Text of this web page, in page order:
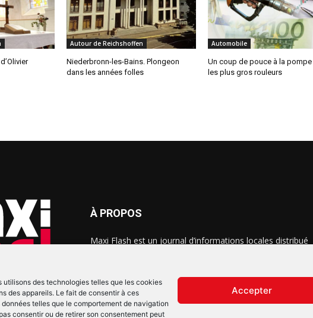
utilisons des technologies telles que les cookies
des appareils. Le fait de consentir à ces
telles que le comportement de navigation
consentir ou de retirer son consentement peut
Accepter
Autour de Reichshoffen
Niederbronn-les-Bains. Plongeon
dans les années folles
Automobile
Un coup de pouce à la
les plus gros rouleurs
À PROPOS
Maxi Flash est un journal d’informations locales distribué
2022, et à Colmar, Vignoble et Plaine depuis 2023.